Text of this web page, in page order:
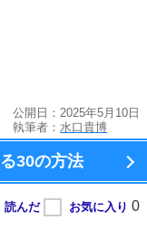
公開日：2025年5月10日
執筆者： 水口貴博
30の方法